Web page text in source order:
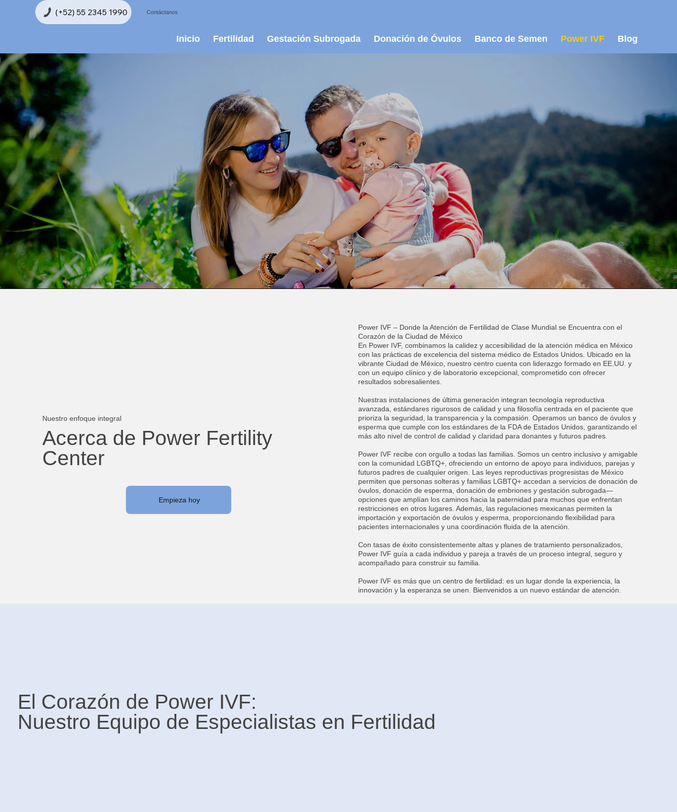
Contáctanos
Inicio Fertilidad Gestación Subrogada Donación de Óvulos Banco de Semen Power IVF Blog
Nuestro enfoque integral
Acerca de Power Fertility
Center
Empieza hoy
Power IVF – Donde la Atención de Fertilidad de Clase Mundial se Encuentra con el
Corazón de la Ciudad de México
En Power IVF, combinamos la calidez y accesibilidad de la atención médica en México
con las prácticas de excelencia del sistema médico de Estados Unidos. Ubicado en la
vibrante Ciudad de México, nuestro centro cuenta con liderazgo formado en EE.UU. y
con un equipo clínico y de laboratorio excepcional, comprometido con ofrecer
resultados sobresalientes.
Nuestras instalaciones de última generación integran tecnología reproductiva
avanzada, estándares rigurosos de calidad y una filosofía centrada en el paciente que
prioriza la seguridad, la transparencia y la compasión. Operamos un banco de óvulos y
esperma que cumple con los estándares de la FDA de Estados Unidos, garantizando el
más alto nivel de control de calidad y claridad para donantes y futuros padres.
Power IVF recibe con orgullo a todas las familias. Somos un centro inclusivo y amigable
con la comunidad LGBTQ+, ofreciendo un entorno de apoyo para individuos, parejas y
futuros padres de cualquier origen. Las leyes reproductivas progresistas de México
permiten que personas solteras y familias LGBTQ+ accedan a servicios de donación de
óvulos, donación de esperma, donación de embriones y gestación subrogada—
opciones que amplían los caminos hacia la paternidad para muchos que enfrentan
restricciones en otros lugares. Además, las regulaciones mexicanas permiten la
importación y exportación de óvulos y esperma, proporcionando flexibilidad para
pacientes internacionales y una coordinación fluida de la atención.
Con tasas de éxito consistentemente altas y planes de tratamiento personalizados,
Power IVF guía a cada individuo y pareja a través de un proceso integral, seguro y
acompañado para construir su familia.
Power IVF es más que un centro de fertilidad: es un lugar donde la experiencia, la
innovación y la esperanza se unen. Bienvenidos a un nuevo estándar de atención.
El Corazón de Power IVF:
Nuestro Equipo de Especialistas en Fertilidad